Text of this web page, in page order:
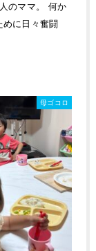
のママ。 何か
めに日々奮闘
母ゴコロ